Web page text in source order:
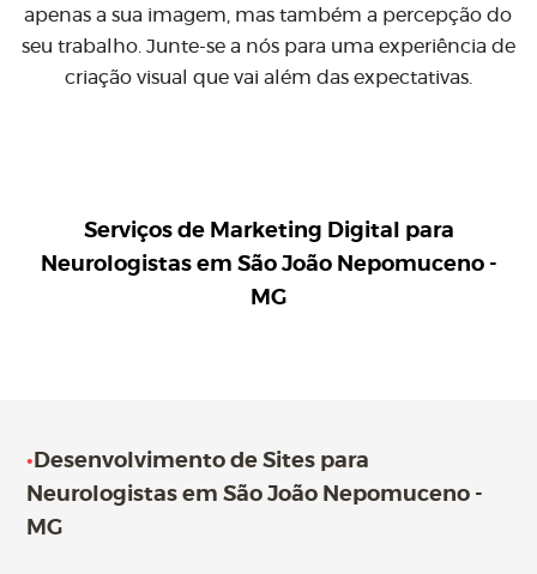
apenas a sua imagem, mas também a percepção do
seu trabalho. Junte-se a nós para uma experiência de
criação visual que vai além das expectativas.
Serviços de Marketing Digital para
Neurologistas em São João Nepomuceno -
MG
• Desenvolvimento de Sites para
Neurologistas em São João Nepomuceno -
MG